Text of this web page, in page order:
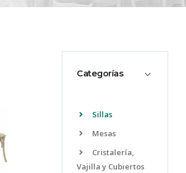
Categorías
Sillas
Mesas
Cristalería,
Vajilla y Cubiertos